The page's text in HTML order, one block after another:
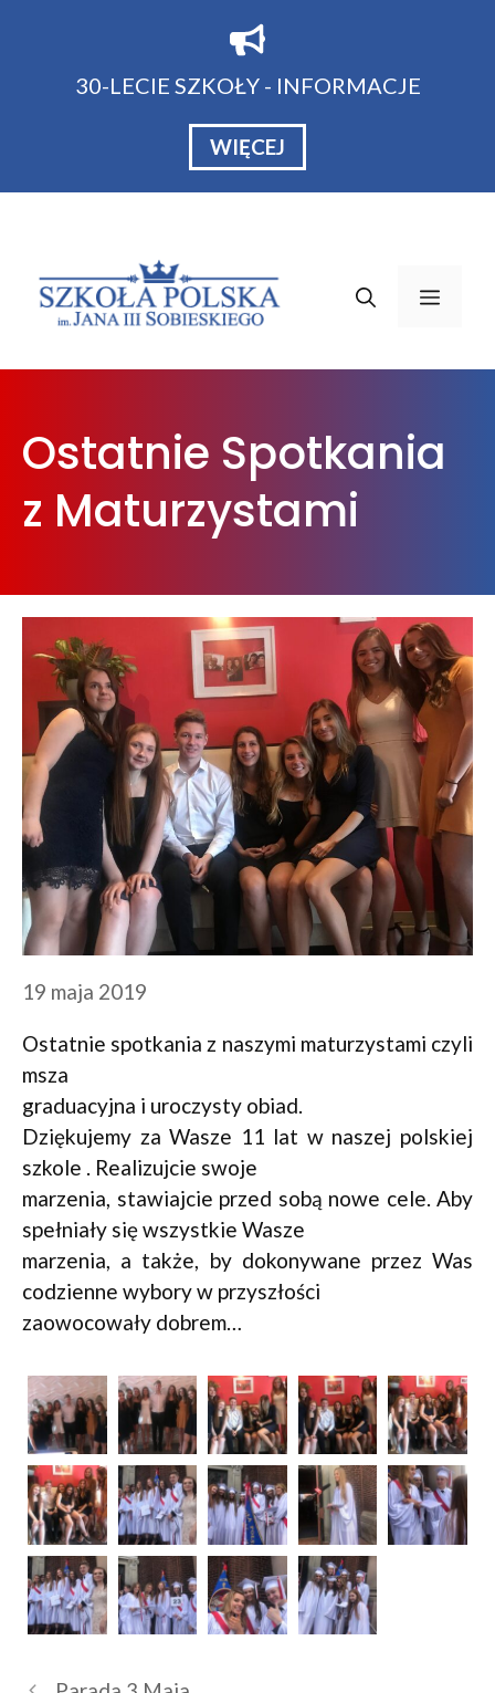
30-LECIE SZKOŁY - INFORMACJE
WIĘCEJ
Menu
Ostatnie Spotkania
z Maturzystami
19 maja 2019
Ostatnie spotkania z naszymi maturzystami czyli
msza
graduacyjna i uroczysty obiad.
Dziękujemy za Wasze 11 lat w naszej polskiej
szkole . Realizujcie swoje
marzenia, stawiajcie przed sobą nowe cele. Aby
spełniały się wszystkie Wasze
marzenia, a także, by dokonywane przez Was
codzienne wybory w przyszłości
zaowocowały dobrem…